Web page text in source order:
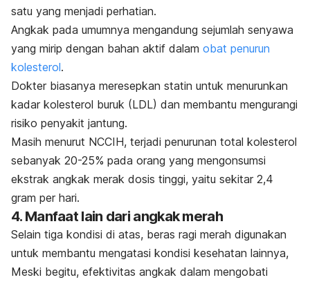
satu yang menjadi perhatian.
Angkak pada umumnya mengandung sejumlah senyawa
yang mirip dengan bahan aktif dalam obat penurun
kolesterol.
Dokter biasanya meresepkan statin untuk menurunkan
kadar kolesterol buruk (LDL) dan membantu mengurangi
risiko penyakit jantung.
Masih menurut NCCIH, terjadi penurunan total kolesterol
sebanyak 20-25% pada orang yang mengonsumsi
ekstrak angkak merak dosis tinggi, yaitu sekitar 2,4
gram per hari.
4. Manfaat lain dari angkak merah
Selain tiga kondisi di atas, beras ragi merah digunakan
untuk membantu mengatasi kondisi kesehatan lainnya,
Meski begitu, efektivitas angkak dalam mengobati